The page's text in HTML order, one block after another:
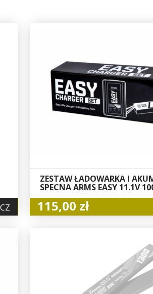
ZESTAW ŁADOWARKA I
SPECNA ARMS EASY 11.1V
115,00 zł